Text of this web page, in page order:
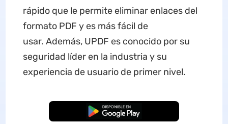
rápido que le permite eliminar enlaces del
formato PDF y es más fácil de
usar. Además, UPDF es conocido por su
seguridad líder en la industria y su
experiencia de usuario de primer nivel.
Descarga Gratuita